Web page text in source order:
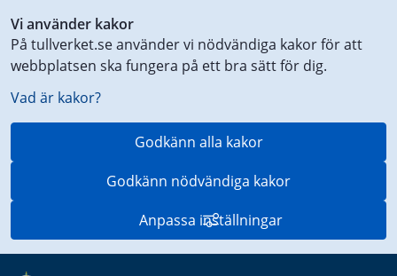
Vi använder kakor
På tullverket.se använder vi nödvändiga kakor för att
webbplatsen ska fungera på ett bra sätt för dig.
Vad är kakor?
Godkänn alla kakor
Godkänn nödvändiga kakor
Anpassa inställningar
till
innehåll
på
aktuell